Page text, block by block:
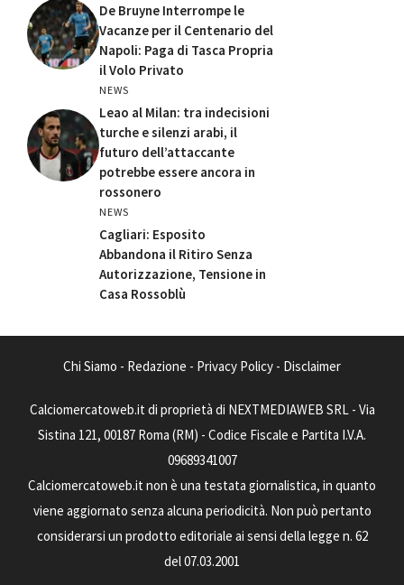
De Bruyne Interrompe le
Vacanze per il Centenario del
Napoli: Paga di Tasca Propria
il Volo Privato
NEWS
Leao al Milan: tra indecisioni
turche e silenzi arabi, il
futuro dell’attaccante
potrebbe essere ancora in
rossonero
NEWS
Cagliari: Esposito
Abbandona il Ritiro Senza
Autorizzazione, Tensione in
Casa Rossoblù
Chi Siamo - Redazione - Privacy Policy - Disclaimer
Calciomercatoweb.it di proprietà di NEXTMEDIAWEB SRL - Via
Sistina 121, 00187 Roma (RM) - Codice Fiscale e Partita I.V.A.
09689341007
Calciomercatoweb.it non è una testata giornalistica, in quanto
viene aggiornato senza alcuna periodicità. Non può pertanto
considerarsi un prodotto editoriale ai sensi della legge n. 62
del 07.03.2001